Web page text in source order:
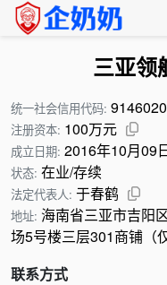
三亚领
统一社会信用代码:
注册资本: 100万元
成立日期: 2016年10月09
状态: 在业/存续
法定代表人: 于春鹤
地址: 海南省三亚市吉阳
场5号楼三层301商铺（
联系方式